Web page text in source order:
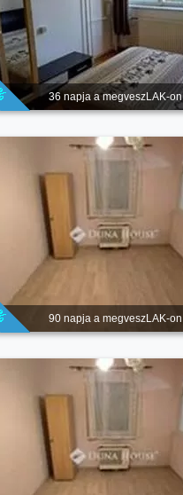
36 napja a megveszLAK-on
90 napja a megveszLAK-on